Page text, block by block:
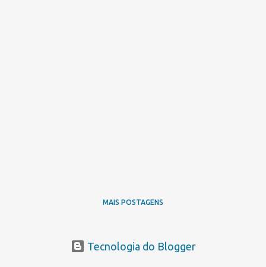
MAIS POSTAGENS
Tecnologia do Blogger